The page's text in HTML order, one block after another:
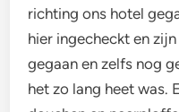
richting ons hotel
hier ingecheckt en
gegaan en zelfs nog
het zo lang heet was.